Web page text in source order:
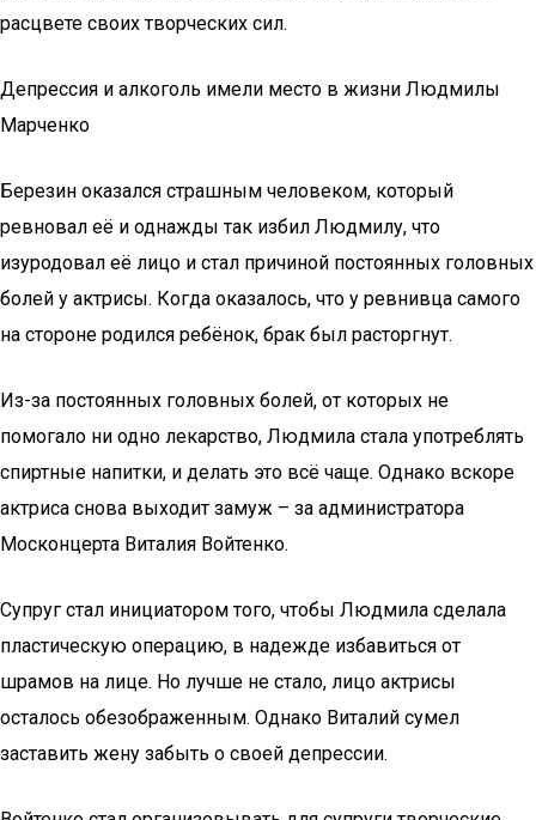
расцвете своих творческих сил.
Депрессия и алкоголь имели место в жизни Людмилы
Марченко
Березин оказался страшным человеком, который
ревновал её и однажды так избил Людмилу, что
изуродовал её лицо и стал причиной постоянных головных
болей у актрисы. Когда оказалось, что у ревнивца самого
на стороне родился ребёнок, брак был расторгнут.
Из-за постоянных головных болей, от которых не
помогало ни одно лекарство, Людмила стала употреблять
спиртные напитки, и делать это всё чаще. Однако вскоре
актриса снова выходит замуж – за администратора
Москонцерта Виталия Войтенко.
Супруг стал инициатором того, чтобы Людмила сделала
пластическую операцию, в надежде избавиться от
шрамов на лице. Но лучше не стало, лицо актрисы
осталось обезображенным. Однако Виталий сумел
заставить жену забыть о своей депрессии.